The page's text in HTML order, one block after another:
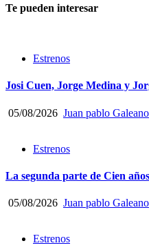
Te pueden interesar
Estrenos
Josi Cuen, Jorge Medina y
05/08/2026 Juan pablo Galeano
Estrenos
La segunda parte de Cien
05/08/2026 Juan pablo Galeano
Estrenos